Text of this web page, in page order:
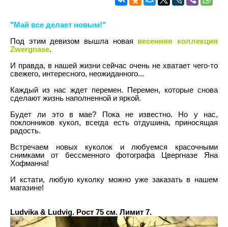
"Май все делает новым!"
Под этим девизом вышла новая весенняя коллекция
Zwergnase.
И правда, в нашей жизни сейчас очень не хватает чего-то
свежего, интересного, неожиданного...
Каждый из нас ждет перемен. Перемен, которые снова
сделают жизнь наполненной и яркой.
Будет ли это в мае? Пока не известно. Но у нас,
поклонников кукол, всегда есть отдушина, приносящая
радость.
Встречаем новых куколок и любуемся красочными
снимками от бессменного фотографа Цвергназе Яна
Хофманна!
И кстати, любую куколку можно уже заказать в нашем
магазине!
Ludvika & Ludvig. Рост 75 см. Лимит 7.